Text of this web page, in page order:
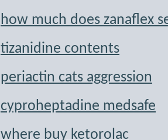
how much does zanaflex
tizanidine contents
periactin cats aggression
cyproheptadine medsafe
where buy ketorolac